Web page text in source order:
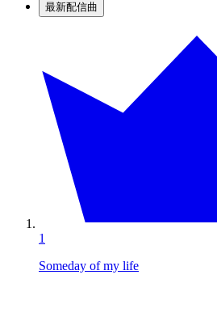
最新配信曲
1
Someday of my life